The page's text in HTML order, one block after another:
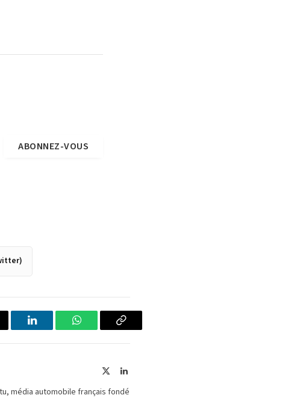
ABONNEZ-VOUS
LinkedIn WhatsAppCopier
lienLinkedIn
média automobile français fondé